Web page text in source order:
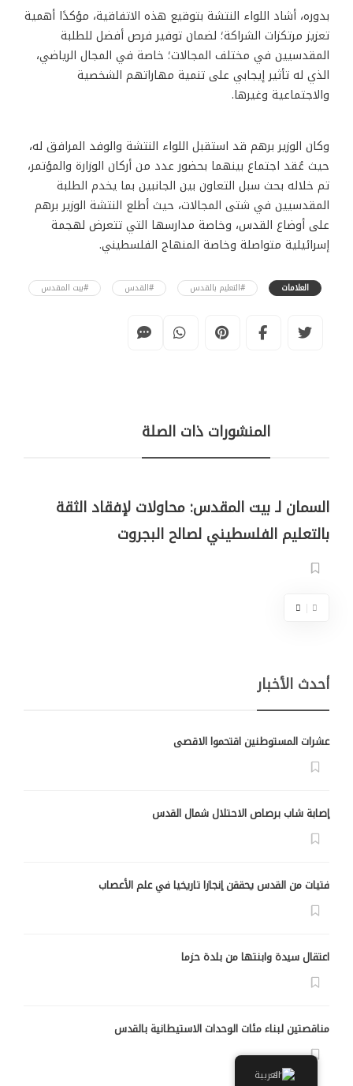
بدوره، أشاد اللواء النتشة بتوقيع هذه الاتفاقية، مؤكدًا أهمية
تعزيز مرتكزات الشراكة؛ لضمان توفير فرص أفضل للطلبة
المقدسيين في مختلف المجالات؛ خاصة في المجال الرياضي،
الذي له تأثير إيجابي على تنمية مهاراتهم الشخصية
والاجتماعية وغيرها.
وكان الوزير برهم قد استقبل اللواء النتشة والوفد المرافق له،
حيث عُقد اجتماع بينهما بحضور عدد من أركان الوزارة والمؤتمر،
تم خلاله بحث سبل التعاون بين الجانبين بما يخدم الطلبة
المقدسيين في شتى المجالات، حيث أطلع النتشة الوزير برهم
على أوضاع القدس، وخاصة مدارسها التي تتعرض لهجمة
إسرائيلية متواصلة وخاصة المنهاج الفلسطيني.
العلامات #التعليم بالقدس #القدس #بيت المقدس
المنشورات ذات الصلة
السمان لـ بيت المقدس: محاولات لإفقاد الثقة
بالتعليم الفلسطيني لصالح البجروت
أحدث الأخبار
عشرات المستوطنين اقتحموا الاقصى
إصابة شاب برصاص الاحتلال شمال القدس
فتيات من القدس يحققن إنجازا تاريخيا في علم الأعصاب
اعتقال سيدة وابنتها من بلدة حزما
مناقصتين لبناء مئات الوحدات الاستيطانية بالقدس
العربية